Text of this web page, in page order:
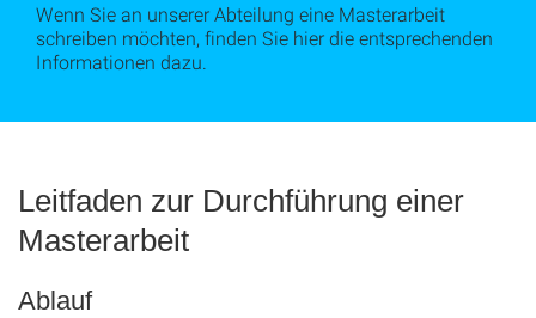
Wenn Sie an unserer Abteilung eine Masterarbeit
schreiben möchten, finden Sie hier die entsprechenden
Informationen dazu.
Leitfaden zur Durchführung einer
Masterarbeit
Ablauf